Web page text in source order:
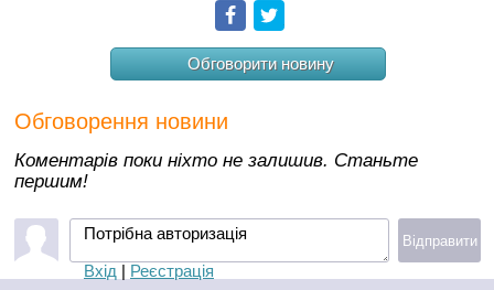
Facebook
Обговорити новину
Обговорення новини
Коментарів поки ніхто не залишив. Станьте
першим!
Потрібна авторизація
Вхід | Реєстрація
Відправити